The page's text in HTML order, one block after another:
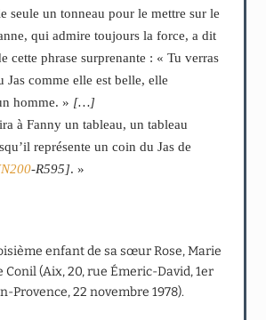
seule un tonneau pour le mettre sur le
qui admire toujours la force, a dit
cette phrase surprenante : « Tu verras
Jas comme elle est belle, elle
homme. » […]
à Fanny un tableau, un tableau
représente un coin du Jas de
-R595]. »
enfant de sa sœur Rose, Marie
(Aix, 20, rue Émeric-David, 1er
Provence, 22 novembre 1978).